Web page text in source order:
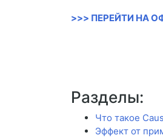
>>> ПЕРЕЙТИ НА
Разделы:
Что такое
Эффект от